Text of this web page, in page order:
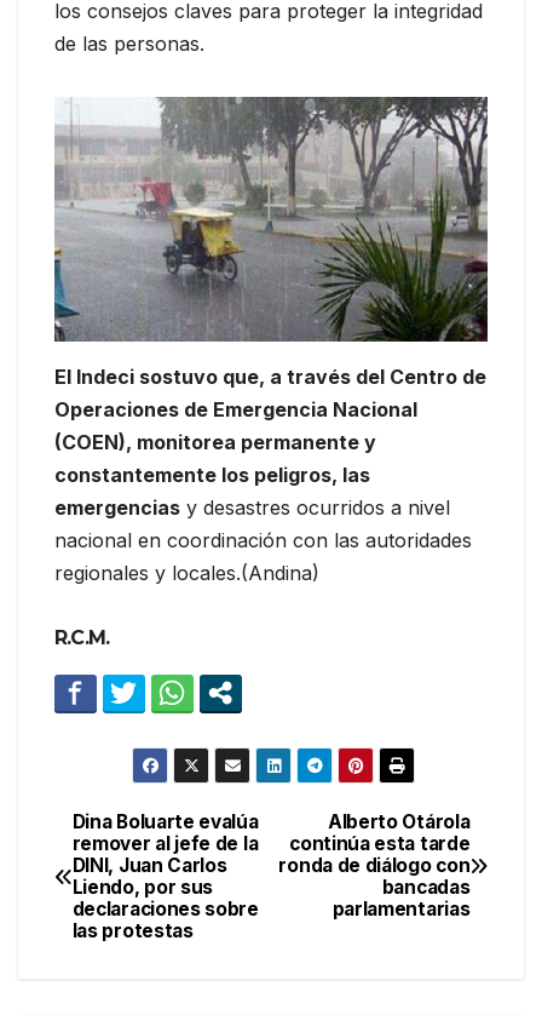
los consejos claves para proteger la integridad
de las personas.
El Indeci sostuvo que, a través del Centro de
Operaciones de Emergencia Nacional
(COEN), monitorea permanente y
constantemente los peligros, las
emergencias y desastres ocurridos a nivel
nacional en coordinación con las autoridades
regionales y locales.(Andina)
R.C.M.
Navegación
de
entradas
Alberto Otárola
continúa esta tarde
ronda de diálogo con
bancadas
parlamentarias
Dina Boluarte evalúa
remover al jefe de la
DINI, Juan Carlos
Liendo, por sus
declaraciones sobre
las protestas